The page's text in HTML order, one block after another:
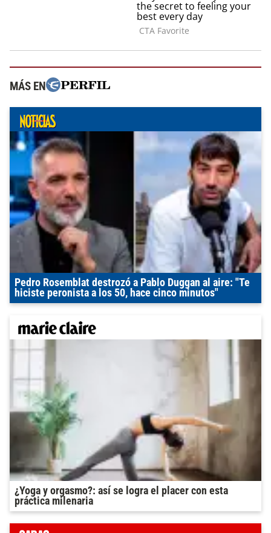
MÁS EN
Pedro Rosemblat destrozó a Pablo Duggan al aire: "Te
hiciste peronista a los 50, hace cinco minutos"
¿Yoga y orgasmo?: así se logra el placer con esta
práctica milenaria